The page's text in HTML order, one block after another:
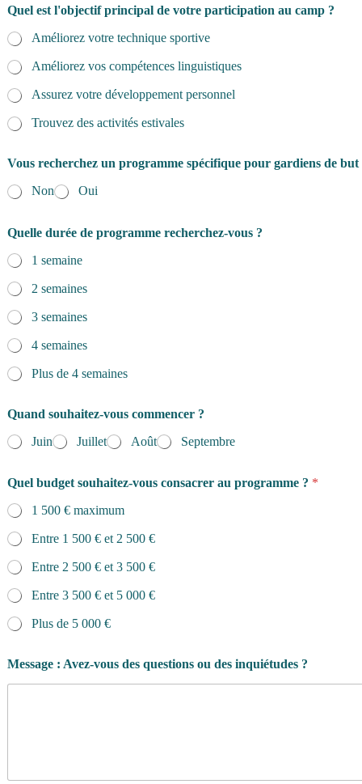
Quel est l'objectif principal de votre participation au camp ?
Améliorez votre technique sportive
Améliorez vos compétences linguistiques
Assurez votre développement personnel
Trouvez des activités estivales
Vous recherchez un programme spécifique pour gardiens de but
Non
Oui
Quelle durée de programme recherchez-vous ?
1 semaine
2 semaines
3 semaines
4 semaines
Plus de 4 semaines
Quand souhaitez-vous commencer ?
Juin
Juillet Août Septembre
Quel budget souhaitez-vous consacrer au programme ? *
1 500 € maximum
Entre 1 500 € et 2 500 €
Entre 2 500 € et 3 500 €
Entre 3 500 € et 5 000 €
Plus de 5 000 €
Message : Avez-vous des questions ou des inquiétudes ?